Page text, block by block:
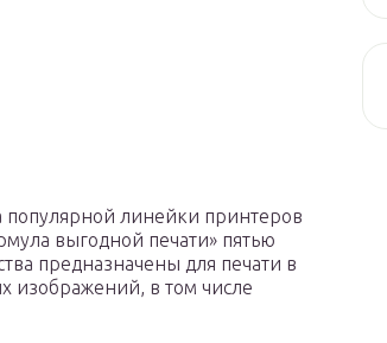
популярной линейки принтеров
выгодной печати» пятью
предназначены для печати в
изображений, в том числе